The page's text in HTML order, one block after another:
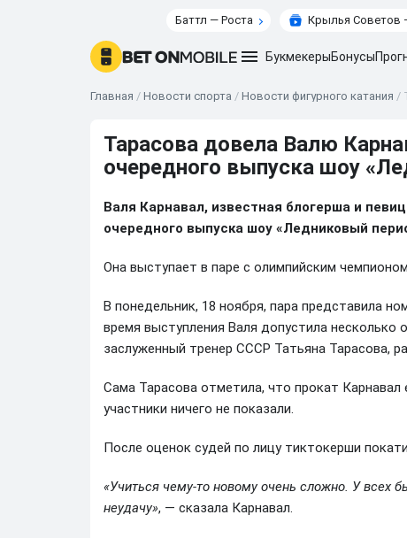
Баттл — Роста Крылья Советов
БукмекерыБонусы
Главная / Новости спорта / Новости фигурного катания /
Тарасова довела Валю
очередного выпуска шоу
Валя Карнавал, известная блогерша и
очередного выпуска шоу «Ледниковый
Она выступает в паре с олимпийским
В понедельник, 18 ноября, пара представила
время выступления Валя допустила
заслуженный тренер СССР Татьяна Тарасова,
Сама Тарасова отметила, что прокат Карнавал
участники ничего не показали.
После оценок судей по лицу тиктокерши
«Учиться чему-то новому очень сложно. У всех
неудачу», — сказала Карнавал.